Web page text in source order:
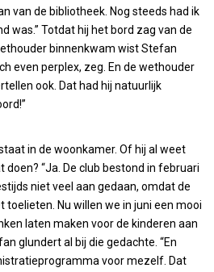
van de bibliotheek. Nog steeds had ik
was.” Totdat hij het bord zag van de
binnenkwam wist Stefan
even perplex, zeg. En de wethouder
ook. Dat had hij natuurlijk
in de woonkamer. Of hij al weet
“Ja. De club bestond in februari
niet veel aan gedaan, omdat de
Nu willen we in juni een mooi
laten maken voor de kinderen aan
glundert al bij die gedachte. “En
voor mezelf. Dat